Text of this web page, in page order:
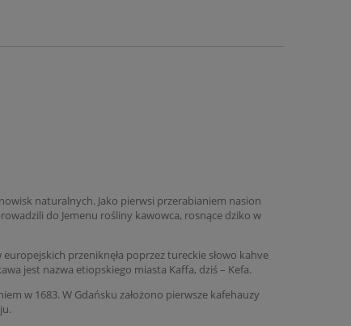
naturalnych. Jako pierwsi przerabianiem nasion
do Jemenu rośliny kawowca, rosnące dziko w
przeniknęła poprzez tureckie słowo kahve
jest nazwa etiopskiego miasta Kaffa, dziś – Kefa.
w 1683. W Gdańsku założono pierwsze kafehauzy